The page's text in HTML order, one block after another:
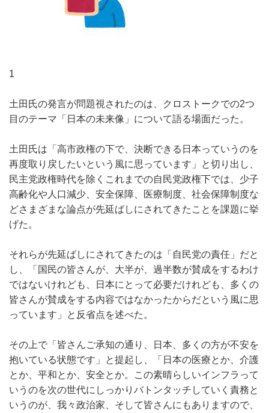
1
土田氏の発言が問題視されたのは、クロストークでの2つ
目のテーマ「日本の未来像」について語る場面だった。
土田氏は「高市政権の下で、決断できる日本っていうのを
再度取り戻したいという風に思っています」と切り出し、
民主党政権時代を除くこれまでの自民党政権下では、少子
高齢化や人口減少、安全保障、医療制度、社会保障制度な
どさまざまな論点が先延ばしにされてきたことを課題に挙
げた。
それらが先延ばしにされてきたのは「自民党の責任」だと
し、「国民の皆さんが、大半が、過半数が賛成をするわけ
ではないけれども、日本にとって必要だけれども、多くの
皆さんが賛成をする内容ではなかったからだという風に思
っています」と反省点を述べた。
その上で「皆さんご承知の通り、日本、多くの方が不安を
抱いている状態です」と提起し、「日本の医療とか、介護
とか、平和とか、安全とか。この素晴らしいインフラって
いうのを次の世代にしっかりバトンタッチしていく責務と
いうのが、我々政治家、そして皆さんにもありますので、